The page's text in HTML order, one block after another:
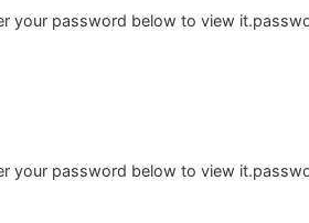
your password below to view
your password below to view